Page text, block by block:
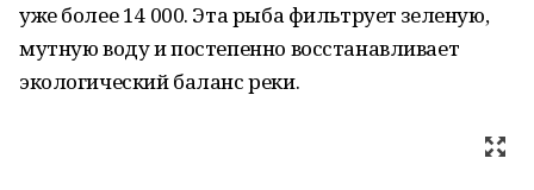
уже более 14 000. Эта рыба фильтрует зеленую,
мутную воду и постепенно восстанавливает
экологический баланс реки.